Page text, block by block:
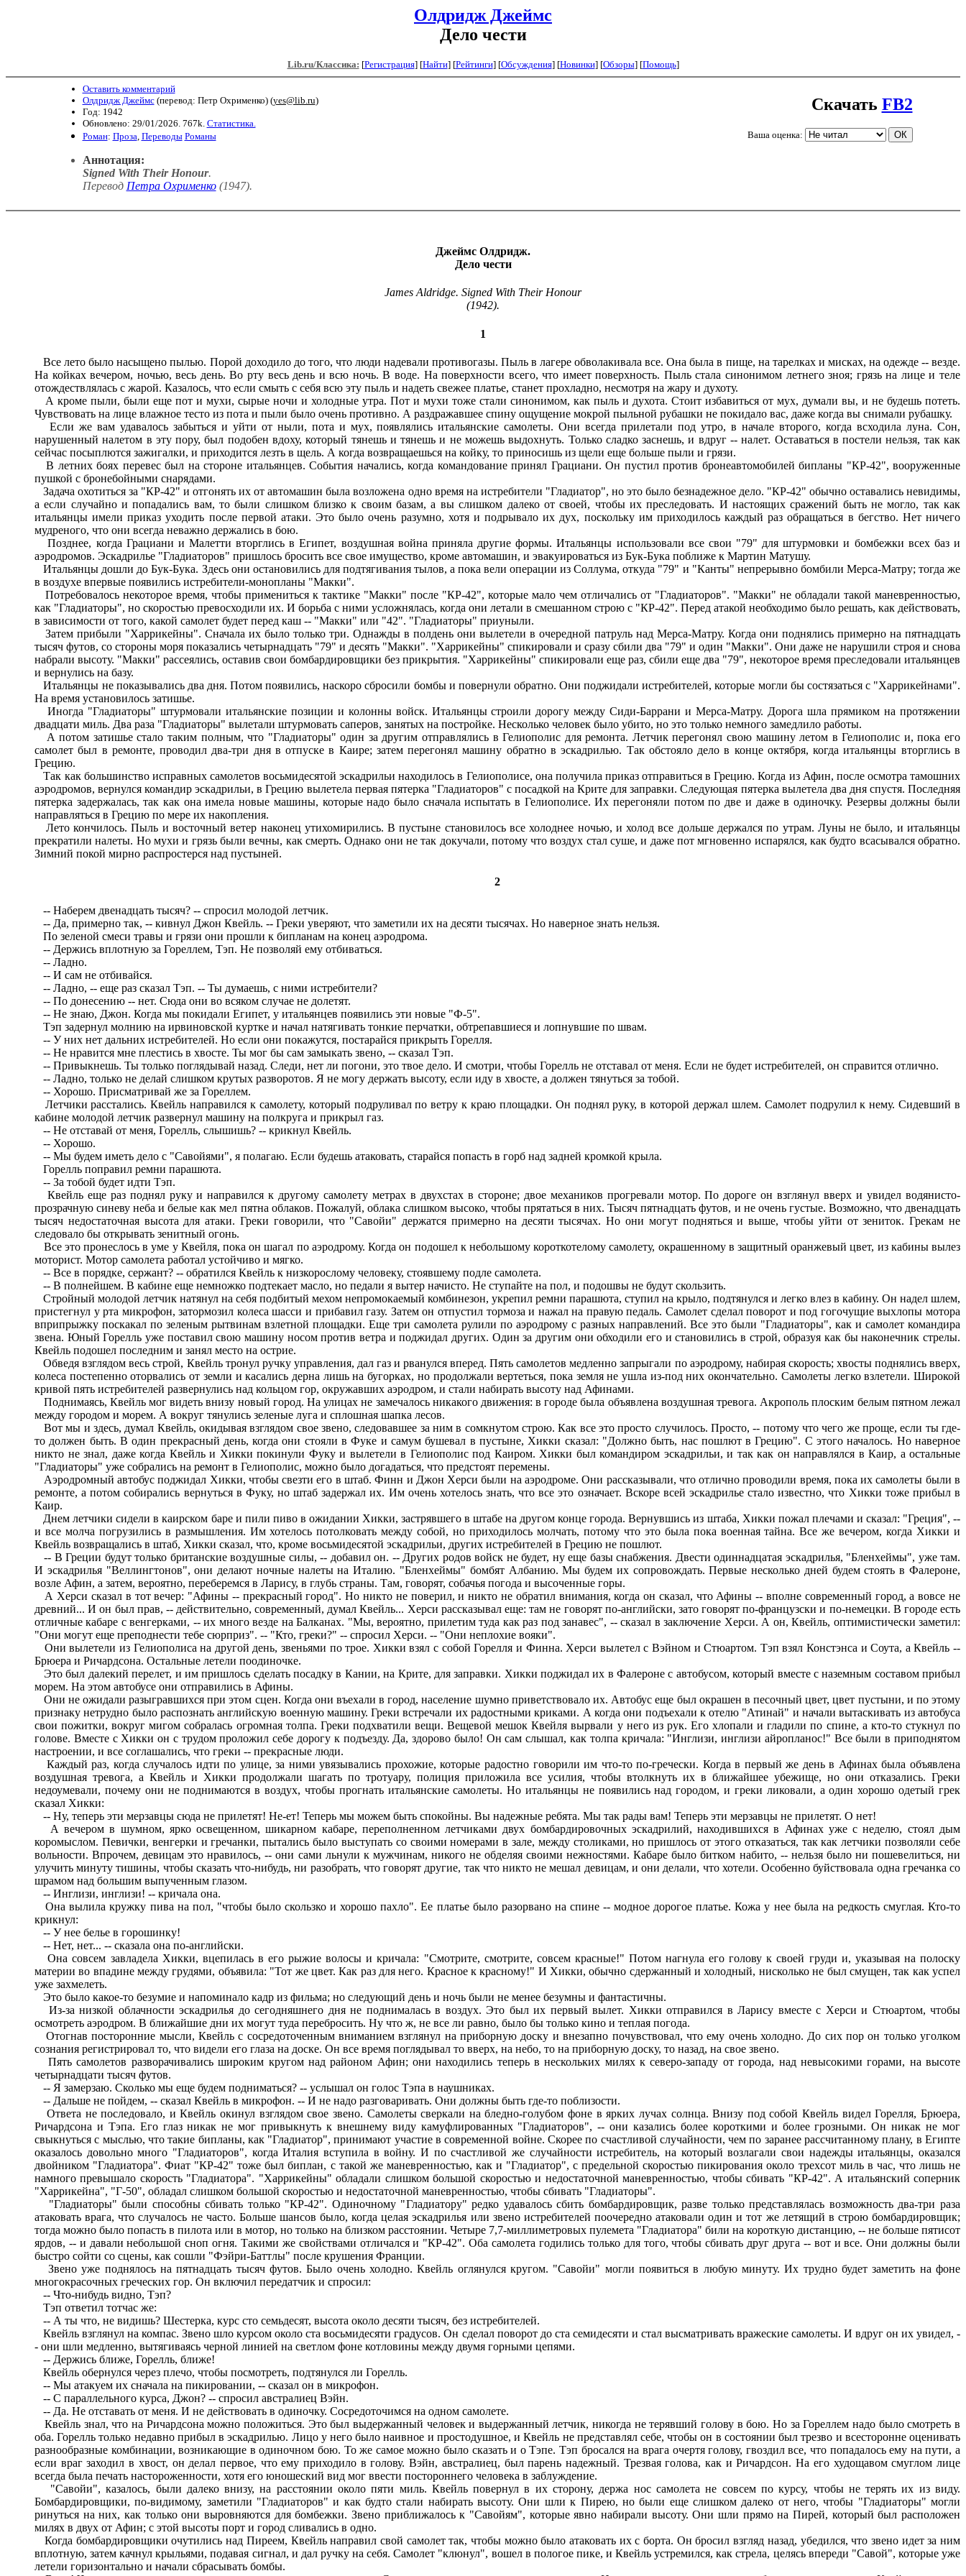
Олдридж Джеймс
Дело чести
Lib.ru/Классика: [Регистрация] [Найти] [Рейтинги] [Обсуждения] [Новинки] [Обзоры] [Помощь]
Оставить комментарий
Олдридж Джеймс(перевод: Петр Охрименко) (yes@lib.ru)
Год: 1942
Обновлено: 29/01/2026. 767k. Статистика.
Роман: Проза Переводы Романы
Скачать FB2
Ваша оценка:
Аннотация:
Signed With Their Honour.
Перевод Петра Охрименко(1947).
Джеймс Олдридж.
Дело чести
James Aldridge. Signed With Their Honour
(1942).
1
Все лето было насыщено пылью. Порой доходило до того, что люди надевали противогазы. Пыль в лагере обволакивала все. Она была в пище, на тарелках и мисках, на одежде -- везде.
На койках вечером, ночью, весь день. Во рту весь день и всю ночь. В воде. На поверхности всего, что имеет поверхность. Пыль стала синонимом летнего зноя; грязь на лице и теле
отождествлялась с жарой. Казалось, что если смыть с себя всю эту пыль и надеть свежее платье, станет прохладно, несмотря на жару и духоту.
А кроме пыли, были еще пот и мухи, сырые ночи и холодные утра. Пот и мухи тоже стали синонимом, как пыль и духота. Стоит избавиться от мух, думали вы, и не будешь потеть.
Чувствовать на лице влажное тесто из пота и пыли было очень противно. А раздражавшее спину ощущение мокрой пыльной рубашки не покидало вас, даже когда вы снимали рубашку.
Если же вам удавалось забыться и уйти от ныли, пота и мух, появлялись итальянские самолеты. Они всегда прилетали под утро, в начале второго, когда всходила луна. Сон,
нарушенный налетом в эту пору, был подобен вдоху, который тянешь и тянешь и не можешь выдохнуть. Только сладко заснешь, и вдруг -- налет. Оставаться в постели нельзя, так как
сейчас посыплются зажигалки, и приходится лезть в щель. А когда возвращаешься на койку, то приносишь из щели еще больше пыли и грязи.
В летних боях перевес был на стороне итальянцев. События начались, когда командование принял Грациани. Он пустил против бронеавтомобилей бипланы "КР-42", вооруженные
пушкой с бронебойными снарядами.
Задача охотиться за "КР-42" и отгонять их от автомашин была возложена одно время на истребители "Гладиатор", но это было безнадежное дело. "КР-42" обычно оставались невидимы,
а если случайно и попадались вам, то были слишком близко к своим базам, а вы слишком далеко от своей, чтобы их преследовать. И настоящих сражений быть не могло, так как
итальянцы имели приказ уходить после первой атаки. Это было очень разумно, хотя и подрывало их дух, поскольку им приходилось каждый раз обращаться в бегство. Нет ничего
мудреного, что они всегда неважно держались в бою.
Позднее, когда Грациани и Малетти вторглись в Египет, воздушная война приняла другие формы. Итальянцы использовали все свои "79" для штурмовки и бомбежки всех баз и
аэродромов. Эскадрилье "Гладиаторов" пришлось бросить все свое имущество, кроме автомашин, и эвакуироваться из Бук-Бука поближе к Мартин Матушу.
Итальянцы дошли до Бук-Бука. Здесь они остановились для подтягивания тылов, а пока вели операции из Соллума, откуда "79" и "Канты" непрерывно бомбили Мерса-Матру; тогда же
в воздухе впервые появились истребители-монопланы "Макки".
Потребовалось некоторое время, чтобы примениться к тактике "Макки" после "КР-42", которые мало чем отличались от "Гладиаторов". "Макки" не обладали такой маневренностью,
как "Гладиаторы", но скоростью превосходили их. И борьба с ними усложнялась, когда они летали в смешанном строю с "КР-42". Перед атакой необходимо было решать, как действовать,
в зависимости от того, какой самолет будет перед каш -- "Макки" или "42". "Гладиаторы" приуныли.
Затем прибыли "Харрикейны". Сначала их было только три. Однажды в полдень они вылетели в очередной патруль над Мерса-Матру. Когда они поднялись примерно на пятнадцать
тысяч футов, со стороны моря показались четырнадцать "79" и десять "Макки". "Харрикейны" спикировали и сразу сбили два "79" и один "Макки". Они даже не нарушили строя и снова
набрали высоту. "Макки" рассеялись, оставив свои бомбардировщики без прикрытия. "Харрикейны" спикировали еще раз, сбили еще два "79", некоторое время преследовали итальянцев
и вернулись на базу.
Итальянцы не показывались два дня. Потом появились, наскоро сбросили бомбы и повернули обратно. Они поджидали истребителей, которые могли бы состязаться с "Харрикейнами".
На время установилось затишье.
Иногда "Гладиаторы" штурмовали итальянские позиции и колонны войск. Итальянцы строили дорогу между Сиди-Баррани и Мерса-Матру. Дорога шла прямиком на протяжении
двадцати миль. Два раза "Гладиаторы" вылетали штурмовать саперов, занятых на постройке. Несколько человек было убито, но это только немного замедлило работы.
А потом затишье стало таким полным, что "Гладиаторы" один за другим отправлялись в Гелиополис для ремонта. Летчик перегонял свою машину летом в Гелиополис и, пока его
самолет был в ремонте, проводил два-три дня в отпуске в Каире; затем перегонял машину обратно в эскадрилью. Так обстояло дело в конце октября, когда итальянцы вторглись в
Грецию.
Так как большинство исправных самолетов восьмидесятой эскадрильи находилось в Гелиополисе, она получила приказ отправиться в Грецию. Когда из Афин, после осмотра тамошних
аэродромов, вернулся командир эскадрильи, в Грецию вылетела первая пятерка "Гладиаторов" с посадкой на Крите для заправки. Следующая пятерка вылетела два дня спустя. Последняя
пятерка задержалась, так как она имела новые машины, которые надо было сначала испытать в Гелиополисе. Их перегоняли потом по две и даже в одиночку. Резервы должны были
направляться в Грецию по мере их накопления.
Лето кончилось. Пыль и восточный ветер наконец утихомирились. В пустыне становилось все холоднее ночью, и холод все дольше держался по утрам. Луны не было, и итальянцы
прекратили налеты. Но мухи и грязь были вечны, как смерть. Однако они не так докучали, потому что воздух стал суше, и даже пот мгновенно испарялся, как будто всасывался обратно.
Зимний покой мирно распростерся над пустыней.
2
-- Наберем двенадцать тысяч? -- спросил молодой летчик.
-- Да, примерно так, -- кивнул Джон Квейль. -- Греки уверяют, что заметили их на десяти тысячах. Но наверное знать нельзя.
По зеленой смеси травы и грязи они прошли к бипланам на конец аэродрома.
-- Держись вплотную за Гореллем, Тэп. Не позволяй ему отбиваться.
-- Ладно.
-- И сам не отбивайся.
-- Ладно, -- еще раз сказал Тэп. -- Ты думаешь, с ними истребители?
-- По донесению -- нет. Сюда они во всяком случае не долетят.
-- Не знаю, Джон. Когда мы покидали Египет, у итальянцев появились эти новые "Ф-5".
Тэп задернул молнию на ирвиновской куртке и начал натягивать тонкие перчатки, обтрепавшиеся и лопнувшие по швам.
-- У них нет дальних истребителей. Но если они покажутся, постарайся прикрыть Горелля.
-- Не нравится мне плестись в хвосте. Ты мог бы сам замыкать звено, -- сказал Тэп.
-- Привыкнешь. Ты только поглядывай назад. Следи, нет ли погони, это твое дело. И смотри, чтобы Горелль не отставал от меня. Если не будет истребителей, он справится отлично.
-- Ладно, только не делай слишком крутых разворотов. Я не могу держать высоту, если иду в хвосте, а должен тянуться за тобой.
-- Хорошо. Присматривай же за Гореллем.
Летчики расстались. Квейль направился к самолету, который подруливал по ветру к краю площадки. Он поднял руку, в которой держал шлем. Самолет подрулил к нему. Сидевший в
кабине молодой летчик развернул машину на полкруга и прикрыл газ.
-- Не отставай от меня, Горелль, слышишь? -- крикнул Квейль.
-- Хорошо.
-- Мы будем иметь дело с "Савойями", я полагаю. Если будешь атаковать, старайся попасть в горб над задней кромкой крыла.
Горелль поправил ремни парашюта.
-- За тобой будет идти Тэп.
Квейль еще раз поднял руку и направился к другому самолету метрах в двухстах в стороне; двое механиков прогревали мотор. По дороге он взглянул вверх и увидел водянисто-
прозрачную синеву неба и белые как мел пятна облаков. Пожалуй, облака слишком высоко, чтобы прятаться в них. Тысяч пятнадцать футов, и не очень густые. Возможно, что двенадцать
тысяч недостаточная высота для атаки. Греки говорили, что "Савойи" держатся примерно на десяти тысячах. Но они могут подняться и выше, чтобы уйти от зениток. Грекам не
следовало бы открывать зенитный огонь.
Все это пронеслось в уме у Квейля, пока он шагал по аэродрому. Когда он подошел к небольшому короткотелому самолету, окрашенному в защитный оранжевый цвет, из кабины вылез
моторист. Мотор самолета работал устойчиво и мягко.
-- Все в порядке, сержант? -- обратился Квейль к низкорослому человеку, стоявшему подле самолета.
-- В полнейшем. В кабине еще немножко подтекает масло, но педали я вытер начисто. Не ступайте на пол, и подошвы не будут скользить.
Стройный молодой летчик натянул на себя подбитый мехом непромокаемый комбинезон, укрепил ремни парашюта, ступил на крыло, подтянулся и легко влез в кабину. Он надел шлем,
пристегнул у рта микрофон, затормозил колеса шасси и прибавил газу. Затем он отпустил тормоза и нажал на правую педаль. Самолет сделал поворот и под гогочущие выхлопы мотора
вприпрыжку поскакал по зеленым рытвинам взлетной площадки. Еще три самолета рулили по аэродрому с разных направлений. Все это были "Гладиаторы", как и самолет командира
звена. Юный Горелль уже поставил свою машину носом против ветра и поджидал других. Один за другим они обходили его и становились в строй, образуя как бы наконечник стрелы.
Квейль подошел последним и занял место на острие.
Обведя взглядом весь строй, Квейль тронул ручку управления, дал газ и рванулся вперед. Пять самолетов медленно запрыгали по аэродрому, набирая скорость; хвосты поднялись вверх,
колеса постепенно оторвались от земли и касались дерна лишь на бугорках, но продолжали вертеться, пока земля не ушла из-под них окончательно. Самолеты легко взлетели. Широкой
кривой пять истребителей развернулись над кольцом гор, окружавших аэродром, и стали набирать высоту над Афинами.
Поднимаясь, Квейль мог видеть внизу новый город. На улицах не замечалось никакого движения: в городе была объявлена воздушная тревога. Акрополь плоским белым пятном лежал
между городом и морем. А вокруг тянулись зеленые луга и сплошная шапка лесов.
Вот мы и здесь, думал Квейль, окидывая взглядом свое звено, следовавшее за ним в сомкнутом строю. Как все это просто случилось. Просто, -- потому что чего же проще, если ты где-
то должен быть. В один прекрасный день, когда они стояли в Фуке и самум бушевал в пустыне, Хикки сказал: "Должно быть, нас пошлют в Грецию". С этого началось. Но наверное
никто не знал, даже когда Квейль и Хикки покинули Фуку и вылетели в Гелиополис под Каиром. Хикки был командиром эскадрильи, и так как он направлялся в Каир, а остальные
"Гладиаторы" уже собрались на ремонт в Гелиополис, можно было догадаться, что предстоят перемены.
Аэродромный автобус поджидал Хикки, чтобы свезти его в штаб. Финн и Джон Херси были на аэродроме. Они рассказывали, что отлично проводили время, пока их самолеты были в
ремонте, а потом собирались вернуться в Фуку, но штаб задержал их. Им очень хотелось знать, что все это означает. Вскоре всей эскадрилье стало известно, что Хикки тоже прибыл в
Каир.
Днем летчики сидели в каирском баре и пили пиво в ожидании Хикки, застрявшего в штабе на другом конце города. Вернувшись из штаба, Хикки пожал плечами и сказал: "Греция", --
и все молча погрузились в размышления. Им хотелось потолковать между собой, но приходилось молчать, потому что это была пока военная тайна. Все же вечером, когда Хикки и
Квейль возвращались в штаб, Хикки сказал, что, кроме восьмидесятой эскадрильи, других истребителей в Грецию не пошлют.
-- В Греции будут только британские воздушные силы, -- добавил он. -- Других родов войск не будет, ну еще базы снабжения. Двести одиннадцатая эскадрилья, "Бленхеймы", уже там.
И эскадрилья "Веллингтонов", они делают ночные налеты на Италию. "Бленхеймы" бомбят Албанию. Мы будем их сопровождать. Первые несколько дней будем стоять в Фалероне,
возле Афин, а затем, вероятно, переберемся в Ларису, в глубь страны. Там, говорят, собачья погода и высоченные горы.
А Херси сказал в тот вечер: "Афины -- прекрасный город". Но никто не поверил, и никто не обратил внимания, когда он сказал, что Афины -- вполне современный город, а вовсе не
древний... И он был прав, -- действительно, современный, думал Квейль... Херси рассказывал еще: там не говорят по-английски, зато говорят по-французски и по-немецки. В городе есть
отличные кабаре с венгерками, -- их много везде на Балканах. "Мы, вероятно, прилетим туда как раз под занавес", -- сказал в заключение Херси. А он, Квейль, оптимистически заметил:
"Они могут еще преподнести тебе сюрприз". -- "Кто, греки?" -- спросил Херси. -- "Они неплохие вояки".
Они вылетели из Гелиополиса на другой день, звеньями по трое. Хикки взял с собой Горелля и Финна. Херси вылетел с Вэйном и Стюартом. Тэп взял Констэнса и Соута, а Квейль --
Брюера и Ричардсона. Остальные летели поодиночке.
Это был далекий перелет, и им пришлось сделать посадку в Кании, на Крите, для заправки. Хикки поджидал их в Фалероне с автобусом, который вместе с наземным составом прибыл
морем. На этом автобусе они отправились в Афины.
Они не ожидали разыгравшихся при этом сцен. Когда они въехали в город, население шумно приветствовало их. Автобус еще был окрашен в песочный цвет, цвет пустыни, и по этому
признаку нетрудно было распознать английскую военную машину. Греки встречали их радостными криками. А когда они подъехали к отелю "Атинай" и начали вытаскивать из автобуса
свои пожитки, вокруг мигом собралась огромная толпа. Греки подхватили вещи. Вещевой мешок Квейля вырвали у него из рук. Его хлопали и гладили по спине, а кто-то стукнул по
голове. Вместе с Хикки он с трудом проложил себе дорогу к подъезду. Да, здорово было! Он сам слышал, как толпа кричала: "Инглизи, инглизи айропланос!" Все были в приподнятом
настроении, и все соглашались, что греки -- прекрасные люди.
Каждый раз, когда случалось идти по улице, за ними увязывались прохожие, которые радостно говорили им что-то по-гречески. Когда в первый же день в Афинах была объявлена
воздушная тревога, а Квейль и Хикки продолжали шагать по тротуару, полиция приложила все усилия, чтобы втолкнуть их в ближайшее убежище, но они отказались. Греки
недоумевали, почему они не поднимаются в воздух, чтобы прогнать итальянские самолеты. Но итальянцы не появились над городом, и греки ликовали, а один хорошо одетый грек
сказал Хикки:
-- Ну, теперь эти мерзавцы сюда не прилетят! Не-ет! Теперь мы можем быть спокойны. Вы надежные ребята. Мы так рады вам! Теперь эти мерзавцы не прилетят. О нет!
А вечером в шумном, ярко освещенном, шикарном кабаре, переполненном летчиками двух бомбардировочных эскадрилий, находившихся в Афинах уже с неделю, стоял дым
коромыслом. Певички, венгерки и гречанки, пытались было выступать со своими номерами в зале, между столиками, но пришлось от этого отказаться, так как летчики позволяли себе
вольности. Впрочем, девицам это нравилось, -- они сами льнули к мужчинам, никого не обделяя своими нежностями. Кабаре было битком набито, -- нельзя было ни пошевелиться, ни
улучить минуту тишины, чтобы сказать что-нибудь, ни разобрать, что говорят другие, так что никто не мешал девицам, и они делали, что хотели. Особенно буйствовала одна гречанка со
шрамом над большим выпученным глазом.
-- Инглизи, инглизи! -- кричала она.
Она вылила кружку пива на пол, "чтобы было скользко и хорошо пахло". Ее платье было разорвано на спине -- модное дорогое платье. Кожа у нее была на редкость смуглая. Кто-то
крикнул:
-- У нее белье в горошинку!
-- Нет, нет... -- сказала она по-английски.
Она совсем завладела Хикки, вцепилась в его рыжие волосы и кричала: "Смотрите, смотрите, совсем красные!" Потом нагнула его голову к своей груди и, указывая на полоску
материи во впадине между грудями, объявила: "Тот же цвет. Как раз для него. Красное к красному!" И Хикки, обычно сдержанный и холодный, нисколько не был смущен, так как успел
уже захмелеть.
Это было какое-то безумие и напоминало кадр из фильма; но следующий день и ночь были не менее безумны и фантастичны.
Из-за низкой облачности эскадрилья до сегодняшнего дня не поднималась в воздух. Это был их первый вылет. Хикки отправился в Ларису вместе с Херси и Стюартом, чтобы
осмотреть аэродром. В ближайшие дни их могут туда перебросить. Ну что ж, не все ли равно, было бы только кино и теплая погода.
Отогнав посторонние мысли, Квейль с сосредоточенным вниманием взглянул на приборную доску и внезапно почувствовал, что ему очень холодно. До сих пор он только уголком
сознания регистрировал то, что видели его глаза на доске. Он все время поглядывал то вверх, на небо, то на приборную доску, то назад, на свое звено.
Пять самолетов разворачивались широким кругом над районом Афин; они находились теперь в нескольких милях к северо-западу от города, над невысокими горами, на высоте
четырнадцати тысяч футов.
-- Я замерзаю. Сколько мы еще будем подниматься? -- услышал он голос Тэпа в наушниках.
-- Дальше не пойдем, -- сказал Квейль в микрофон. -- И не надо разговаривать. Они должны быть где-то поблизости.
Ответа не последовало, и Квейль окинул взглядом свое звено. Самолеты сверкали на бледно-голубом фоне в ярких лучах солнца. Внизу под собой Квейль видел Горелля, Брюера,
Ричардсона и Тэпа. Его глаз никак не мог привыкнуть к внешнему виду камуфлированных "Гладиаторов", -- они казались более короткими и более грозными. Он никак не мог
свыкнуться с мыслью, что такие бипланы, как "Гладиатор", принимают участие в современной войне. Скорее по счастливой случайности, чем по заранее рассчитанному плану, в Египте
оказалось довольно много "Гладиаторов", когда Италия вступила в войну. И по счастливой же случайности истребитель, на который возлагали свои надежды итальянцы, оказался
двойником "Гладиатора". Фиат "КР-42" тоже был биплан, с такой же маневренностью, как и "Гладиатор", с предельной скоростью пикирования около трехсот миль в час, что лишь не
намного превышало скорость "Гладиатора". "Харрикейны" обладали слишком большой скоростью и недостаточной маневренностью, чтобы сбивать "КР-42". А итальянский соперник
"Харрикейна", "Г-50", обладал слишком большой скоростью и недостаточной маневренностью, чтобы сбивать "Гладиаторы".
"Гладиаторы" были способны сбивать только "КР-42". Одиночному "Гладиатору" редко удавалось сбить бомбардировщик, разве только представлялась возможность два-три раза
атаковать врага, что случалось не часто. Больше шансов было, когда целая эскадрилья или звено истребителей поочередно атаковали один и тот же летящий в строю бомбардировщик;
тогда можно было попасть в пилота или в мотор, но только на близком расстоянии. Четыре 7,7-миллиметровых пулемета "Гладиатора" били на короткую дистанцию, -- не больше пятисот
ярдов, -- и давали небольшой сноп огня. Такими же свойствами отличался и "КР-42". Оба самолета годились только для того, чтобы сбивать друг друга -- вот и все. Они должны были
быстро сойти со сцены, как сошли "Фэйри-Баттлы" после крушения Франции.
Звено уже поднялось на пятнадцать тысяч футов. Было очень холодно. Квейль оглянулся кругом. "Савойи" могли появиться в любую минуту. Их трудно будет заметить на фоне
многокрасочных греческих гор. Он включил передатчик и спросил:
-- Что-нибудь видно, Тэп?
Тэп ответил тотчас же:
-- А ты что, не видишь? Шестерка, курс сто семьдесят, высота около десяти тысяч, без истребителей.
Квейль взглянул на компас. Звено шло курсом около ста восьмидесяти градусов. Он сделал поворот до ста семидесяти и стал высматривать вражеские самолеты. И вдруг он их увидел, -
- они шли медленно, вытягиваясь черной линией на светлом фоне котловины между двумя горными цепями.
-- Держись ближе, Горелль, ближе!
Квейль обернулся через плечо, чтобы посмотреть, подтянулся ли Горелль.
-- Мы атакуем их сначала на пикировании, -- сказал он в микрофон.
-- С параллельного курса, Джон? -- спросил австралиец Вэйн.
-- Да. Не отставать от меня. И не действовать в одиночку. Сосредоточимся на одном самолете.
Квейль знал, что на Ричардсона можно положиться. Это был выдержанный человек и выдержанный летчик, никогда не терявший голову в бою. Но за Гореллем надо было смотреть в
оба. Горелль только недавно прибыл в эскадрилью. Лицо у него было наивное и простодушное, и Квейль не представлял себе, чтобы он в состоянии был трезво и всесторонне оценивать
разнообразные комбинации, возникающие в одиночном бою. То же самое можно было сказать и о Тэпе. Тэп бросался на врага очертя голову, гвоздил все, что попадалось ему на пути, а
если враг заходил в хвост, он делал первое, что ему приходило в голову. Вэйн, австралиец, был парень надежный. Трезвая голова, как и Ричардсон. На его худощавом смуглом лице
всегда была печать настороженности, хотя его юношеский вид мог ввести постороннего человека в заблуждение.
"Савойи", казалось, были далеко внизу, на расстоянии около пяти миль. Квейль повернул в их сторону, держа нос самолета не совсем по курсу, чтобы не терять их из виду.
Бомбардировщики, по-видимому, заметили "Гладиаторов" и как будто стали набирать высоту. Они шли к Пирею, но были еще слишком далеко от него, чтобы "Гладиаторы" могли
ринуться на них, как только они выровняются для бомбежки. Звено приближалось к "Савойям", которые явно набирали высоту. Они шли прямо на Пирей, который был расположен
милях в двух от Афин; с этой высоты порт и город сливались в одно.
Когда бомбардировщики очутились над Пиреем, Квейль направил свой самолет так, чтобы можно было атаковать их с борта. Он бросил взгляд назад, убедился, что звено идет за ним
вплотную, затем качнул крыльями, подавая сигнал, и дал ручку на себя. Самолет "клюнул", вошел в пологое пике, и Квейль устремился, как стрела, целясь впереди "Савой", которые уже
летели горизонтально и начали сбрасывать бомбы.